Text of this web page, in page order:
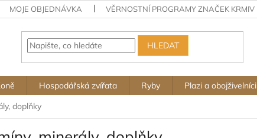
MOJE OBJEDNÁVKA VĚRNOSTNÍ PROGRAMY ZNAČEK KRMIV
HLEDAT
Hospodářská zvířata Ryby Plazi a obojživelníci
doplňky